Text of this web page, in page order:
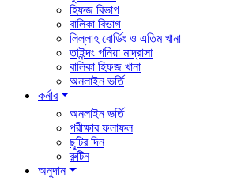
হিফজ বিভাগ
বালিকা বিভাগ
লিল্লাহ বোর্ডিং ও এতিম খানা
তাইন্দং গনিয়া মাদ্রাসা
বালিকা হিফজ খানা
অনলাইন ভর্তি
কর্নার
অনলাইন ভর্তি
পরীক্ষার ফলাফল
ছুটির দিন
রুটিন
অনুদান